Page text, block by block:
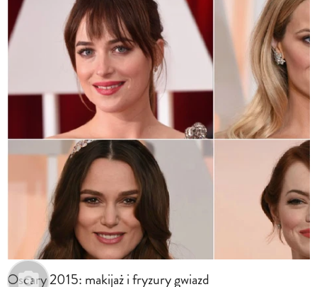
Oscary 2015: makijaż i fryzury gwiazd